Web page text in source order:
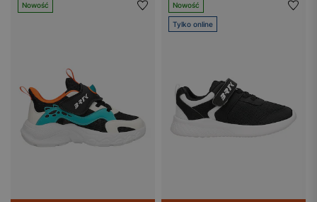
Nowość Nowość
Tylko online